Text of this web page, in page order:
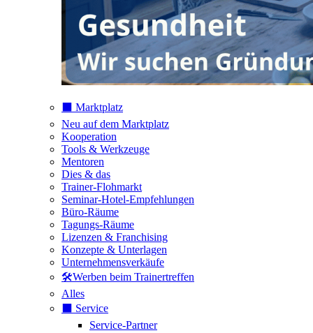
⬛️ Marktplatz
Neu auf dem Marktplatz
Kooperation
Tools & Werkzeuge
Mentoren
Dies & das
Trainer-Flohmarkt
Seminar-Hotel-Empfehlungen
Büro-Räume
Tagungs-Räume
Lizenzen & Franchising
Konzepte & Unterlagen
Unternehmensverkäufe
🛠️Werben beim Trainertreffen
Alles
⬛️ Service
Service-Partner